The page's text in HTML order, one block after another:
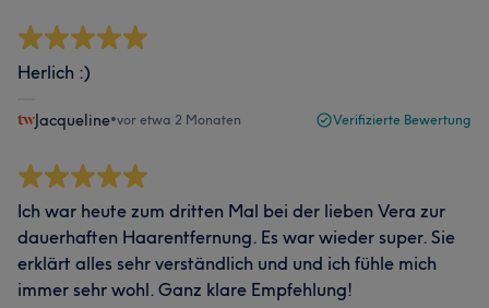
Herlich :)
Jacqueline•vor etwa 2 Monaten Verifizierte Bewertung
Ich war heute zum dritten Mal bei der lieben Vera zur
dauerhaften Haarentfernung. Es war wieder super. Sie
erklärt alles sehr verständlich und und ich fühle mich
immer sehr wohl. Ganz klare Empfehlung!